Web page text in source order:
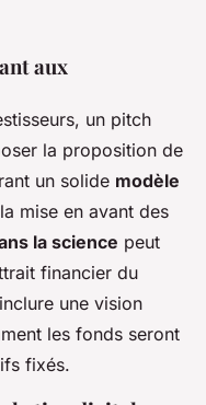
aux
un pitch
la proposition de
un solide modèle
mise en avant des
la science peut
financier du
une vision
les fonds seront
fixés.